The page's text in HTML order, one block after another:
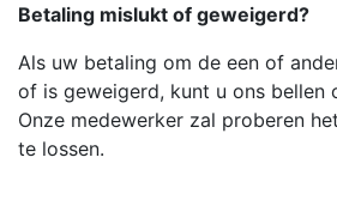
Betaling mislukt of geweigerd?
Als uw betaling om de een of
of is geweigerd, kunt u ons bellen
Onze medewerker zal proberen
te lossen.